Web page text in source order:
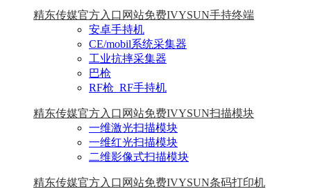
精东传媒官方入口网站免费IVYSUN手持终端
安卓手持机
CE/mobil系统采集器
工业抗摔采集器
巴枪
RF枪_RF手持机
精东传媒官方入口网站免费IVYSUN扫描模块
一维激光扫描模块
一维红光扫描模块
二维影像式扫描模块
精东传媒官方入口网站免费IVYSUN条码打印机